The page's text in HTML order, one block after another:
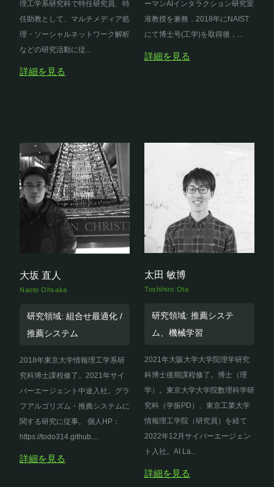
理工学系研究科で特任研究員、特
任助教として、マルチメディア処
理・ソーシャルネットワーク解析
などの研究活動に従...
詳細を見る
ーマンAIインタラクション研究室
准教授を兼務．2018年にNAIST
にて博士号(工学)を取得後，...
詳細を見る
大坂 直人
Naoto Ohsaka
研究領域: 組合せ最適化 /
推薦システム
2018年東京大学情報理工学系研
究科博士課程修了。2021年サイ
バーエージェント中途入社。グラ
フアルゴリズム・推薦システムに
関する研究に従事。 個人HP：
https://todo314.github....
詳細を見る
太田 敏博
Toshihiro Ota
研究領域: 推薦システ
ム、機械学習
2021年大阪大学大学院理学研究
科博士後期課程修了。博士（理
学）。東京大学大学院数理科学研
究科（学振PD）、東京工業大学
情報理工学院（研究員）を経て
2022年12月サイバーエージェン
ト入社。AI La...
詳細を見る